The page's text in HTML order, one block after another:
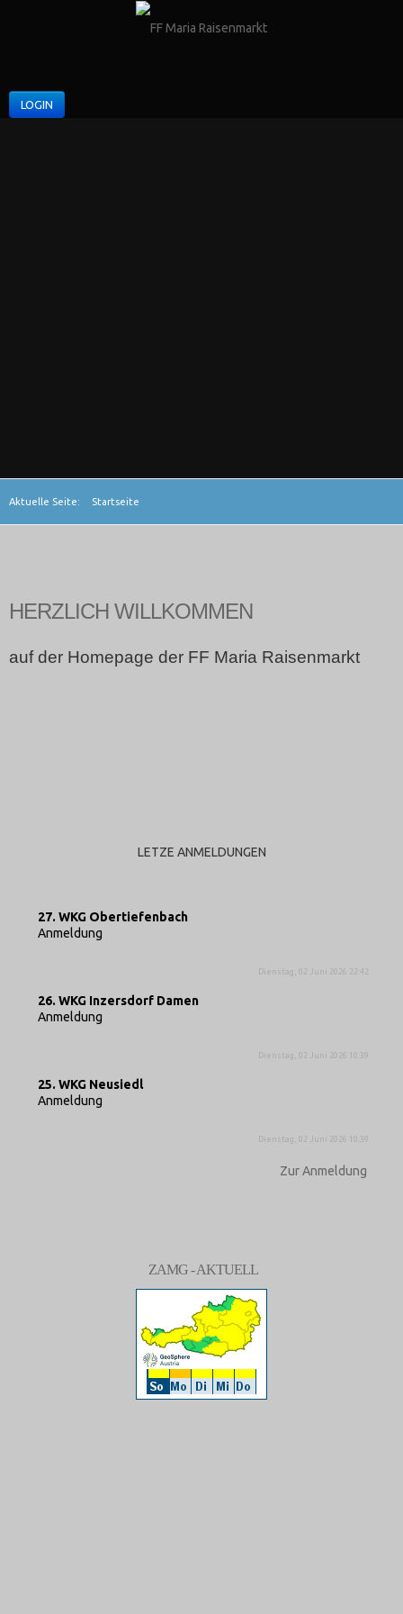
LOGIN
Aktuelle Seite: Startseite
HERZLICH WILLKOMMEN
auf der Homepage der FF Maria Raisenmarkt
LETZE ANMELDUNGEN
27. WKG Obertiefenbach
Anmeldung
Dienstag, 02 Juni 2026 22:42
26. WKG Inzersdorf Damen
Anmeldung
Dienstag, 02 Juni 2026 10:39
25. WKG Neusiedl
Anmeldung
Dienstag, 02 Juni 2026 10:39
Zur Anmeldung
ZAMG - AKTUELL